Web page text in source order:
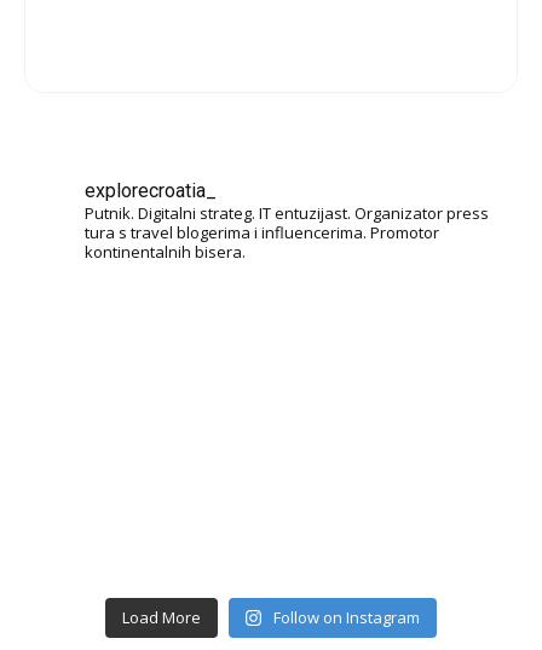
explorecroatia_
Putnik. Digitalni strateg. IT entuzijast. Organizator press
tura s travel blogerima i influencerima. Promotor
kontinentalnih bisera.
Load More Follow on Instagram